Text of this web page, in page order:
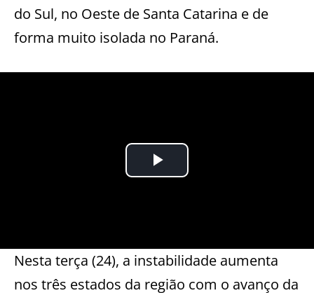
do Sul, no Oeste de Santa Catarina e de
forma muito isolada no Paraná.
Nesta terça (24), a instabilidade aumenta
nos três estados da região com o avanço da